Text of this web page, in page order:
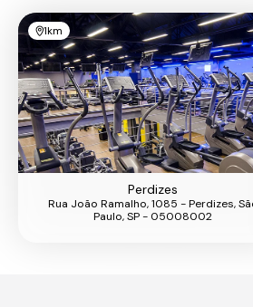
1km
Perdizes
Rua João Ramalho, 1085 - Perdizes,
Paulo, SP - 05008002